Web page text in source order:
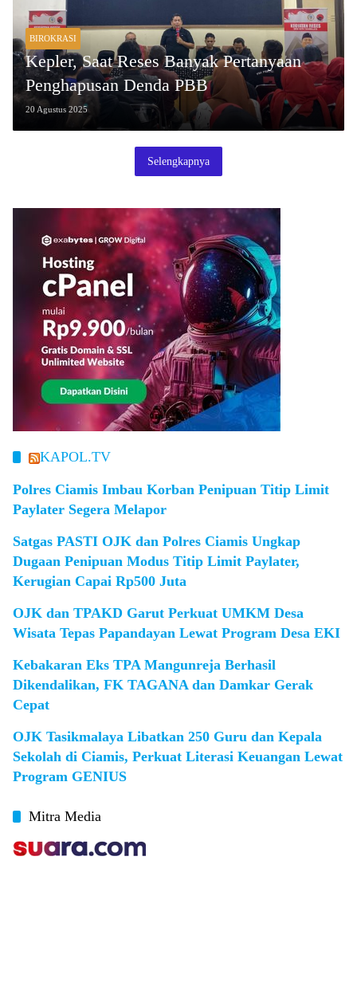
BIROKRASI
Kepler, Saat Reses Banyak Pertanyaan
Penghapusan Denda PBB
20 Agustus 2025
Selengkapnya
KAPOL.TV
Polres Ciamis Imbau Korban Penipuan Titip Limit
Paylater Segera Melapor
Satgas PASTI OJK dan Polres Ciamis Ungkap
Dugaan Penipuan Modus Titip Limit Paylater,
Kerugian Capai Rp500 Juta
OJK dan TPAKD Garut Perkuat UMKM Desa
Wisata Tepas Papandayan Lewat Program Desa EKI
Kebakaran Eks TPA Mangunreja Berhasil
Dikendalikan, FK TAGANA dan Damkar Gerak
Cepat
OJK Tasikmalaya Libatkan 250 Guru dan Kepala
Sekolah di Ciamis, Perkuat Literasi Keuangan Lewat
Program GENIUS
Mitra Media